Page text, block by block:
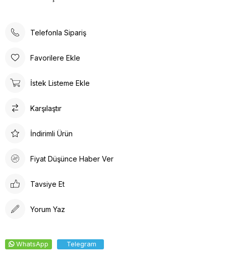
Telefonla Sipariş
Favorilere Ekle
İstek Listeme Ekle
Karşılaştır
İndirimli Ürün
Fiyat Düşünce Haber Ver
Tavsiye Et
Yorum Yaz
WhatsApp Telegram